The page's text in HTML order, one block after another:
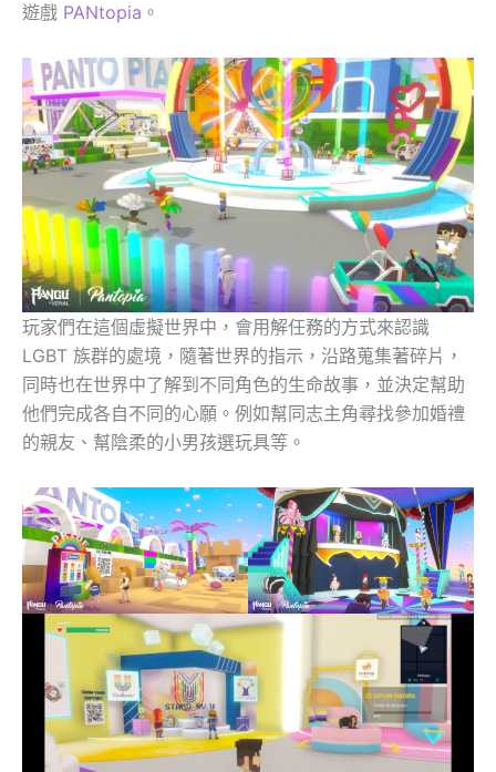
遊戲 PANtopia 。
玩家們在這個虛擬世界中，會用解任務的方式來認識
LGBT 族群的處境，隨著世界的指示，沿路蒐集著碎片，
同時也在世界中了解到不同角色的生命故事，並決定幫助
他們完成各自不同的心願。例如幫同志主角尋找參加婚禮
的親友、幫陰柔的小男孩選玩具等。